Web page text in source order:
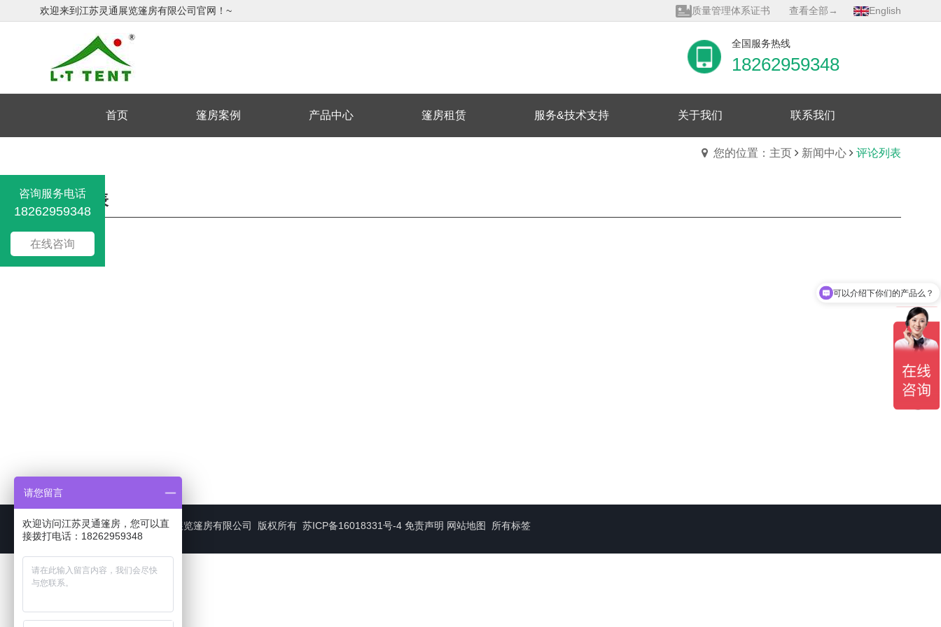
欢迎来到江苏灵通展览篷房有限公司官网！~
质量管理体系证书
查看全部→ English
全国服务热线
18262959348
首页 篷房案例 产品中心 篷房租赁 服务&技术支持 关于我们 联系我们
您的位置：主页 新闻中心 评论列表
评论列表
CopyRight © 2026 江苏灵通展览篷房有限公司 版权所有 苏ICP备16018331号-4 免责声明 网站地图 所有标签
咨询服务电话
18262959348
在线咨询
可以介绍下你们的产品么？
请您留言
欢迎访问江苏灵通篷房，您可以直
接拨打电话：18262959348